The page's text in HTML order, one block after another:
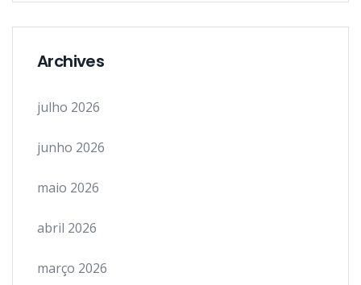
Archives
julho 2026
junho 2026
maio 2026
abril 2026
março 2026